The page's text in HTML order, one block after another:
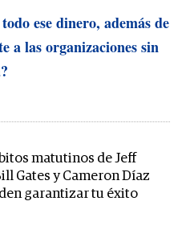
ese dinero, además de
a las organizaciones sin
matutinos de Jeff
Gates y Cameron Díaz
garantizar tu éxito